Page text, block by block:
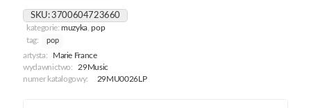
SKU:3700604723660
kategorie:muzyka ,pop
tag:
pop
artysta:
Marie France
wydawnictwo:
29Music
numer katalogowy:
29MU0026LP